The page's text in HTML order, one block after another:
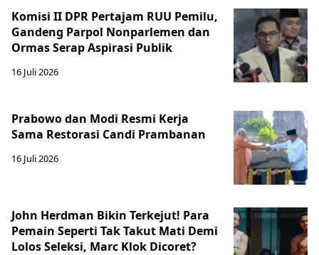
Komisi II DPR Pertajam RUU Pemilu,
Gandeng Parpol Nonparlemen dan
Ormas Serap Aspirasi Publik
16 Juli 2026
Prabowo dan Modi Resmi Kerja
Sama Restorasi Candi Prambanan
16 Juli 2026
John Herdman Bikin Terkejut! Para
Pemain Seperti Tak Takut Mati Demi
Lolos Seleksi, Marc Klok Dicoret?